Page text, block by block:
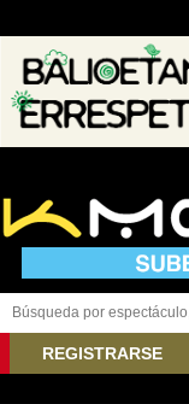
REGISTRARSE